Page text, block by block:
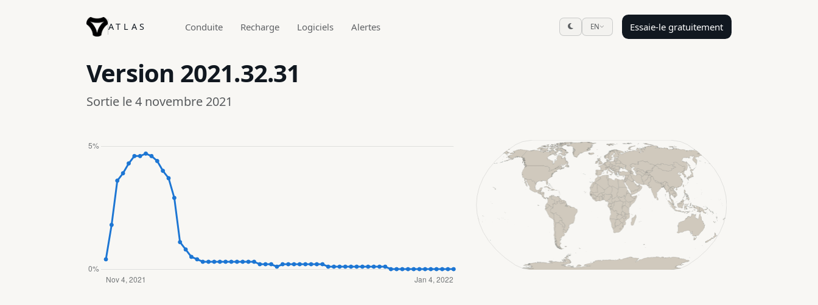
ATLAS Conduite Recharge Logiciels Alertes EN Essaie-le gratuitement
Version 2021.32.31
Sortie le 4 novembre 2021